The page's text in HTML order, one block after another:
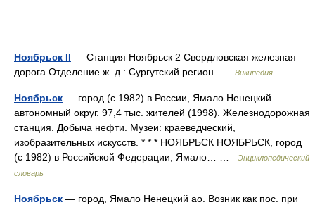
Ноябрьск II — Станция Ноябрьск 2 Свердловская железная
дорога Отделение ж. д.: Сургутский регион …
Википедия
Ноябрьск — город (с 1982) в России, Ямало Ненецкий
автономный округ. 97,4 тыс. жителей (1998). Железнодорожная
станция. Добыча нефти. Музеи: краеведческий,
изобразительных искусств. * * * НОЯБРЬСК НОЯБРЬСК, город
(с 1982) в Российской Федерации, Ямало… …
Энциклопедический
словарь
Ноябрьск — город, Ямало Ненецкий ао. Возник как пос. при